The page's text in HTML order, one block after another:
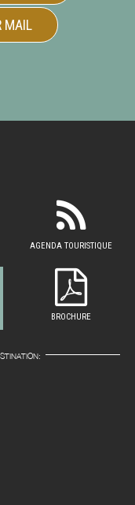
MAIL
AGENDA TOURISTIQUE
BROCHURE